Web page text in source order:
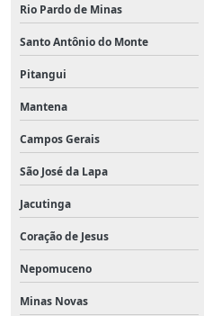
Rio Pardo de Minas
Santo Antônio do Monte
Pitangui
Mantena
Campos Gerais
São José da Lapa
Jacutinga
Coração de Jesus
Nepomuceno
Minas Novas